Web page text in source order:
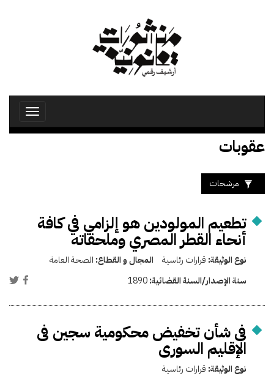
Toggle
عقوبات
مرشحات
تطعيم المولودين هو إلزامي في كافة
أنحاء القطر المصري وملحقاته
نوع الوثيقة: قرارات رئاسية المجال و القطاع: الصحة العامة
سنة الإصدار/السنة القضائية:1890
فى شأن تخفيض محكومية سجين فى
الإقليم السورى
نوع الوثيقة: قرارات رئاسية